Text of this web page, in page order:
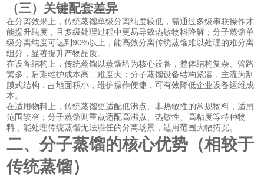
（三）关键配套差异
在分离效果上，传统蒸馏单级分离纯度较低，需通过多级串联操作才
能提升纯度，且多级处理过程中更易导致热敏物料降解；分子蒸馏单
级分离纯度可达到90%以上，能高效分离传统蒸馏难以处理的难分离
组分，显著提升产物品质。
在设备结构上，传统蒸馏以蒸馏塔为核心设备，整体结构复杂、管路
繁多，后期维护成本高、难度大；分子蒸馏设备结构紧凑，主流为刮
膜式结构，占地面积小，维护操作便捷，可有效降低企业设备运维成
本。
在适用物料上，传统蒸馏更适配低沸点、非热敏性的常规物料，适用
范围较窄；分子蒸馏则重点适配高沸点、热敏性、高粘度等特种物
料，能处理传统蒸馏无法胜任的分离场景，适用范围大幅拓宽。
二、分子蒸馏的核心优势（相较于
传统蒸馏）